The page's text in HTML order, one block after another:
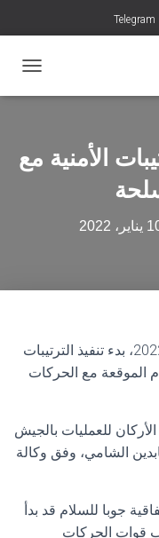
Telegram
الأمنية مع
2022
أعلن الجيش السوداني، الإثنين 10 يناير 2022، بدء تنفيذ الترتيبات
الموقعة مع الحركات
للعمليات بالجيش
الشامي، وفق وكالة
جوبا للسلام قد بدأ
قوات الحركات